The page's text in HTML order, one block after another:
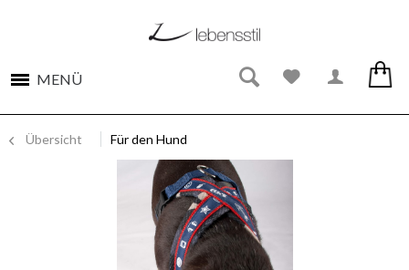
MENÜ
Übersicht Für den Hund